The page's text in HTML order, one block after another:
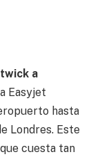
a
Easyjet
hasta
Londres. Este
cuesta tan